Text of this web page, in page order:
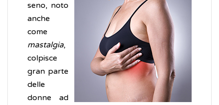
seno, noto
anche
come
mastalgia,
colpisce
gran parte
delle
donne ad